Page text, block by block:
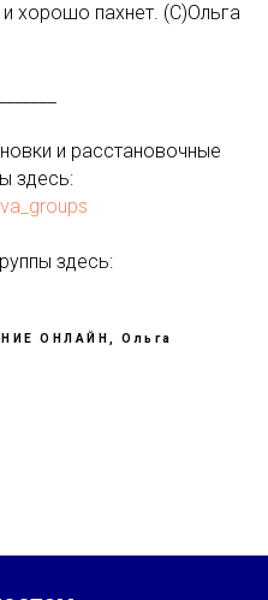
хорошо пахнет. (С)Ольга
и расстановочные
здесь:
здесь:
ОНЛАЙН, Ольга